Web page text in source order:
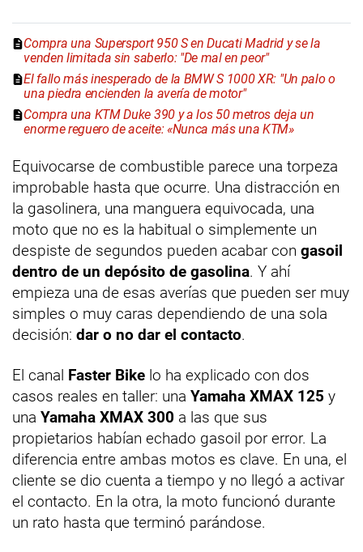
Compra una Supersport 950 S en Ducati Madrid y se la
venden limitada sin saberlo: "De mal en peor"
El fallo más inesperado de la BMW S 1000 XR: "Un palo o
una piedra encienden la avería de motor"
Compra una KTM Duke 390 y a los 50 metros deja un
enorme reguero de aceite: «Nunca más una KTM»
Equivocarse de combustible parece una torpeza
improbable hasta que ocurre. Una distracción en
la gasolinera, una manguera equivocada, una
moto que no es la habitual o simplemente un
despiste de segundos pueden acabar con gasoil
dentro de un depósito de gasolina. Y ahí
empieza una de esas averías que pueden ser muy
simples o muy caras dependiendo de una sola
decisión: dar o no dar el contacto.
El canal Faster Bike lo ha explicado con dos
casos reales en taller: una Yamaha XMAX 125 y
una Yamaha XMAX 300 a las que sus
propietarios habían echado gasoil por error. La
diferencia entre ambas motos es clave. En una, el
cliente se dio cuenta a tiempo y no llegó a activar
el contacto. En la otra, la moto funcionó durante
un rato hasta que terminó parándose.